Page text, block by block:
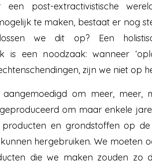
een post-extractivistische
te maken, bestaat er nog
we dit op? Een
is een noodzaak: wanneer
zijn we niet op
aangemoedigd om meer, meer,
om maar enkele
en grondstoffen op
hergebruiken. We moeten
die we maken zouden zo